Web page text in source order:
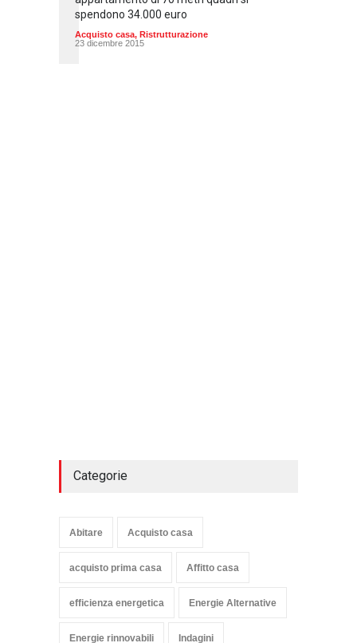
spendono 34.000 euro
Acquisto casa, Ristrutturazione
23 dicembre 2015
Categorie
Abitare Acquisto casa
acquisto prima casa Affitto casa
efficienza energetica Energie Alternative
Energie rinnovabili Indagini